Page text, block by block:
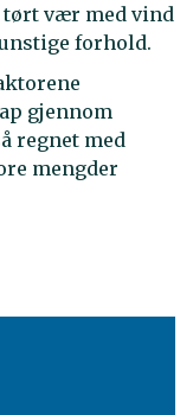
vær med vind
forhold.
gjennom
regnet med
mengder